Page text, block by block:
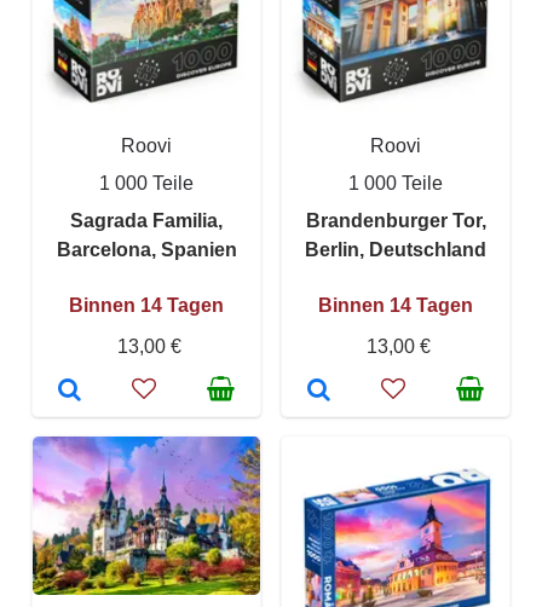
Roovi
1 000 Teile
Sagrada Familia,
Barcelona, Spanien
Binnen 14 Tagen
13,00 €
Roovi
1 000 Teile
Brandenburger Tor,
Berlin, Deutschland
Binnen 14 Tagen
13,00 €